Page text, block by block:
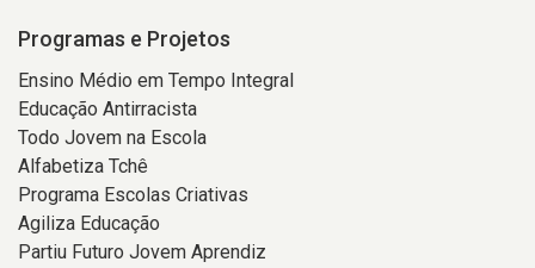
Programas e Projetos
Ensino Médio em Tempo Integral
Educação Antirracista
Todo Jovem na Escola
Alfabetiza Tchê
Programa Escolas Criativas
Agiliza Educação
Partiu Futuro Jovem Aprendiz